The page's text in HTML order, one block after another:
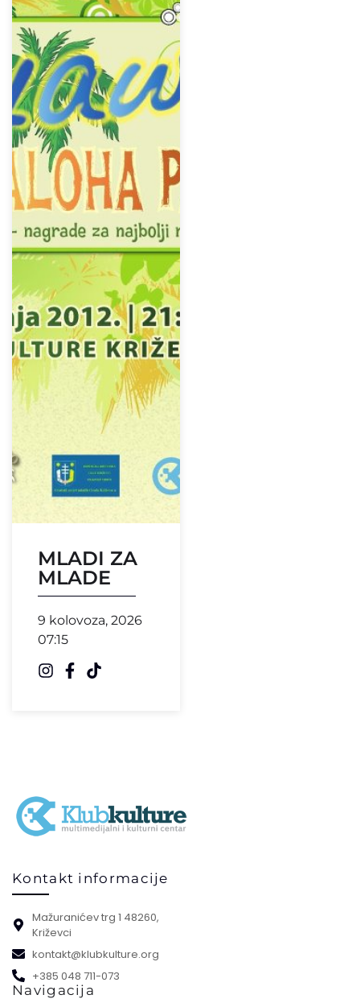
MLADI ZA
MLADE
9 kolovoza, 2026
07:15
Kontakt informacije
Mažuranićev trg 1 48260,
Križevci
kontakt@klubkulture.org
+385 048 711-073
Navigacija